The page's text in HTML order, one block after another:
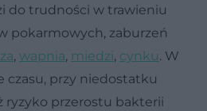
do trudności w trawieniu
pokarmowych, zaburzeń
, wapnia, miedzi, cynku. W
czasu, przy niedostatku
ryzyko przerostu bakterii